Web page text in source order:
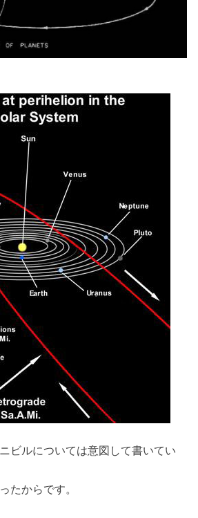
ビルについては意図して書いてい
たからです。